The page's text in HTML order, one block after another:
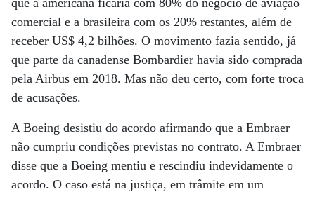
que a americana ficaria com 80% do negócio de aviação
comercial e a brasileira com os 20% restantes, além de
receber US$ 4,2 bilhões. O movimento fazia sentido, já
que parte da canadense Bombardier havia sido comprada
pela Airbus em 2018. Mas não deu certo, com forte troca
de acusações.
A Boeing desistiu do acordo afirmando que a Embraer
não cumpriu condições previstas no contrato. A Embraer
disse que a Boeing mentiu e rescindiu indevidamente o
acordo. O caso está na justiça, em trâmite em um